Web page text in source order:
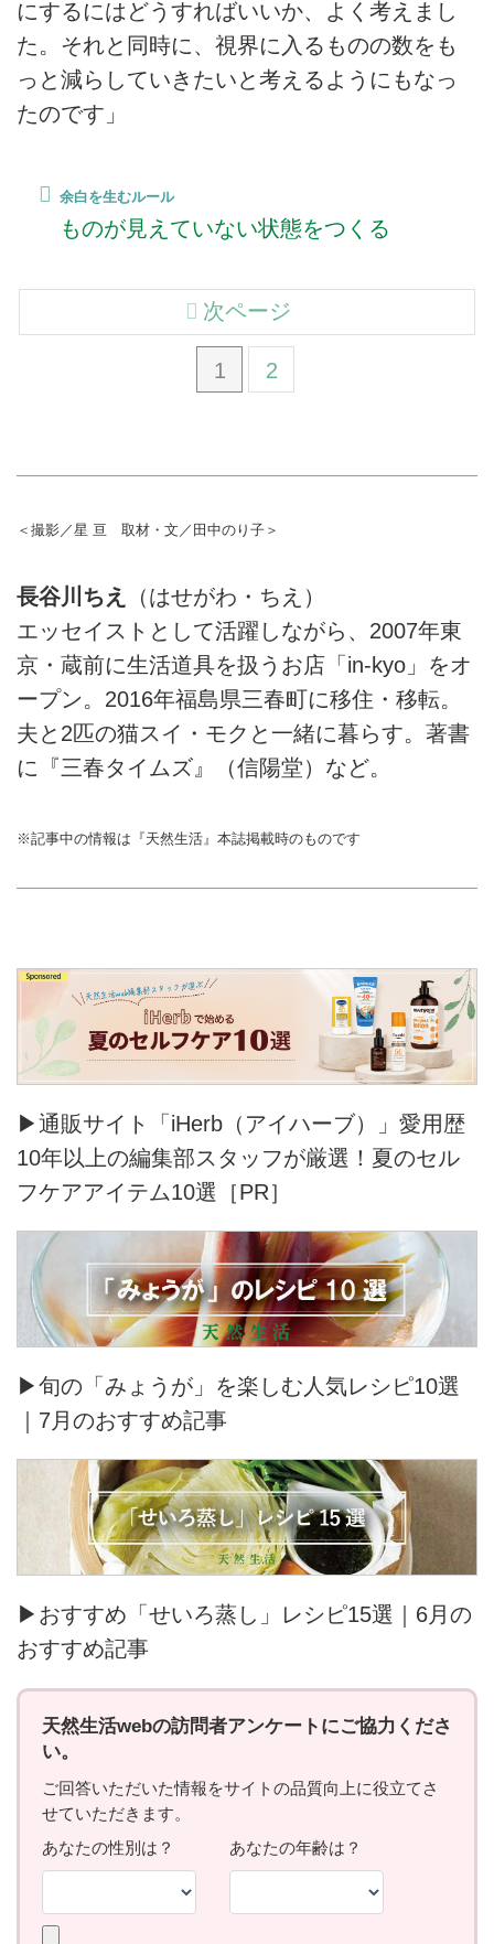
にするにはどうすればいいか、よく考えまし
た。それと同時に、視界に入るものの数をも
っと減らしていきたいと考えるようにもなっ
たのです」
余白を生むルール
ものが見えていない状態をつくる
1 2
次ページ
＜撮影／星 亘 取材・文／田中のり子＞
長谷川ちえ
（はせがわ・ちえ）
エッセイストとして活躍しながら、2007年東
京・蔵前に生活道具を扱うお店「in-kyo」をオ
ープン。2016年福島県三春町に移住・移転。
夫と2匹の猫スイ・モクと一緒に暮らす。著書
に『三春タイムズ』（信陽堂）など。
※記事中の情報は『天然生活』本誌掲載時のものです
▶通販サイト「iHerb（アイハーブ）」愛用歴
10年以上の編集部スタッフが厳選！夏のセル
フケアアイテム10選［PR］
▶旬の「みょうが」を楽しむ人気レシピ10選
｜7月のおすすめ記事
▶おすすめ「せいろ蒸し」レシピ15選｜6月の
おすすめ記事